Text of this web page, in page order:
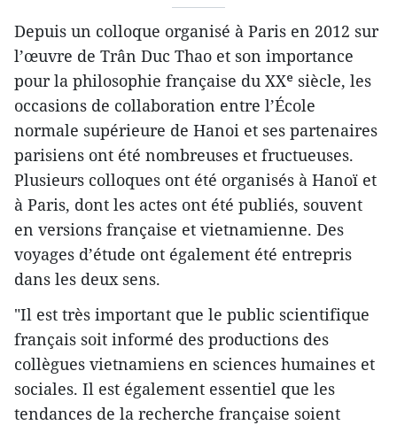
Depuis un colloque organisé à Paris en 2012 sur
l’œuvre de Trân Duc Thao et son importance
pour la philosophie française du XXᵉ siècle, les
occasions de collaboration entre l’École
normale supérieure de Hanoi et ses partenaires
parisiens ont été nombreuses et fructueuses.
Plusieurs colloques ont été organisés à Hanoï et
à Paris, dont les actes ont été publiés, souvent
en versions française et vietnamienne. Des
voyages d’étude ont également été entrepris
dans les deux sens.
"Il est très important que le public scientifique
français soit informé des productions des
collègues vietnamiens en sciences humaines et
sociales. Il est également essentiel que les
tendances de la recherche française soient